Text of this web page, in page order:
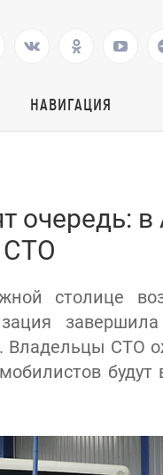
НАВИГАЦИЯ
очередь:
СТО
столице
Владельцы СТО